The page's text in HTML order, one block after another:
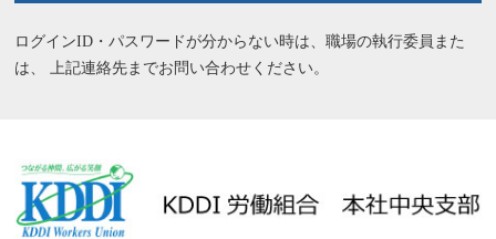
ログインID・パスワードが分からない時は、職場の執行委員また
は、
上記連絡先までお問い合わせください。